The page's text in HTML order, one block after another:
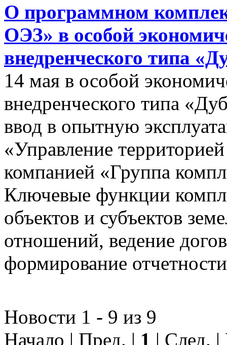
О программном
ОЭЗ» в особой
внедренческого типа
14 мая в особой
внедренческого типа
ввод в опытную
«Управление
компанией «Группа
Ключевые функции
объектов и субъектов
отношений, ведение
формирование
Новости 1 - 9 из 9
Начало | Пред. | 1 | След.